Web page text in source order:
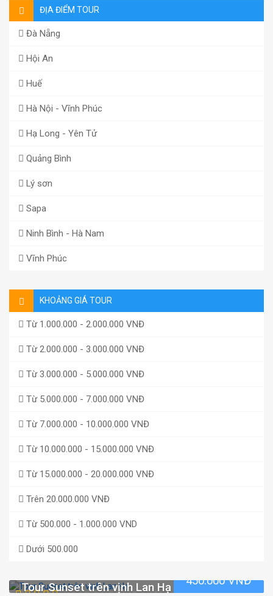
ĐỊA ĐIỂM TOUR
Đà Nẵng
Hội An
Huế
Hà Nội - Vĩnh Phúc
Hạ Long - Yên Tử
Quảng Bình
Lý sơn
Sapa
Ninh Bình - Hà Nam
Vĩnh Phúc
KHOẢNG GIÁ TOUR
Từ 1.000.000 - 2.000.000 VNĐ
Từ 2.000.000 - 3.000.000 VNĐ
Từ 3.000.000 - 5.000.000 VNĐ
Từ 5.000.000 - 7.000.000 VNĐ
Từ 7.000.000 - 10.000.000 VNĐ
Từ 10.000.000 - 15.000.000 VNĐ
Từ 15.000.000 - 20.000.000 VNĐ
Trên 20.000.000 VNĐ
Từ 500.000 - 1.000.000 VND
Dưới 500.000
Tour Sunset trên vịnh Lan Hạ 450.000 VNĐ